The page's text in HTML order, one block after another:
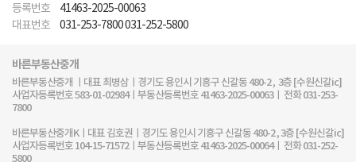
등록번호
41463-2025-00063
대표번호
031-253-7800 031-252-5800
바른부동산중개
바른부동산중개 ㅣ대표 최병삼ㅣ경기도 용인시 기흥구 신갈동 480-2 , 3층 [수원신갈ic]
사업자등록번호 583-01-02984ㅣ부동산등록번호 41463-2025-00063ㅣ 전화 031-253-
7800
바른부동산중개Kㅣ대표 김호권ㅣ경기도 용인시 기흥구 신갈동 480-2 , 3층 [수원신갈ic]
사업자등록번호 104-15-71572ㅣ부동산등록번호 41463-2025-00064ㅣ 전화 031-252-
5800